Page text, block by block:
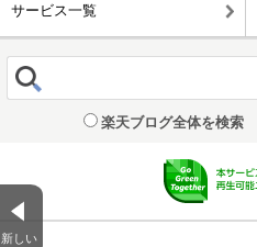
新しい
サービス一覧
楽天ブログ全体を検索